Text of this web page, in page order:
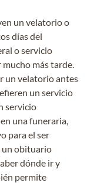
un velatorio o
días del
o servicio
más tarde.
un velatorio antes
un servicio
servicio
una funeraria,
para el ser
un obituario
dónde ir y
permite